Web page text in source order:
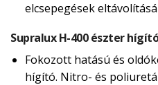
elcsepegések
Supralux H-400 észter hígító
Fokozott hatású és
hígító. Nitro- és